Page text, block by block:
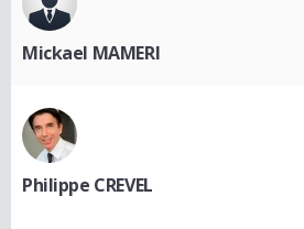
Mickael MAMERI
Philippe CREVEL